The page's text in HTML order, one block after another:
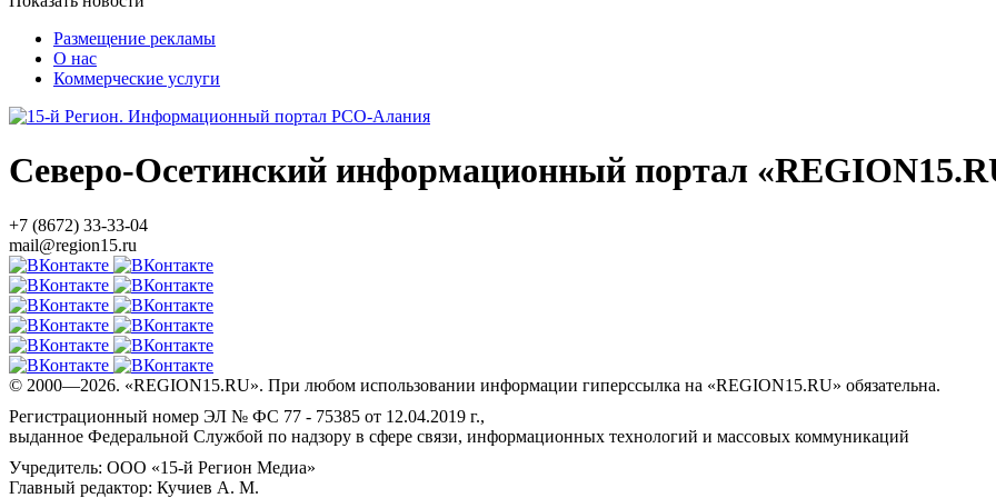
Размещение рекламы
О нас
Коммерческие услуги
Северо-Осетинский информационный портал
+7 (8672) 33-33-04
mail@region15.ru
© 2000—2026. «REGION15.RU». При любом использовании информации гиперссылка на «REGION15.RU» обязательна.
Регистрационный номер ЭЛ № ФС 77 - 75385 от 12.04.2019 г.,
выданное Федеральной Службой по надзору в сфере связи, информационных технологий и массовых коммуникаций
Учредитель: ООО «15-й Регион Медиа»
Главный редактор: Кучиев А. М.